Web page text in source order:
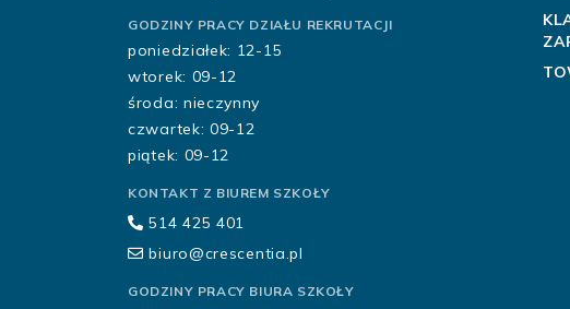
GODZINY PRACY DZIAŁU REKRUTACJI
poniedziałek: 12-15
wtorek: 09-12
środa: nieczynny
czwartek: 09-12
piątek: 09-12
KONTAKT Z BIUREM SZKOŁY
514 425 401
biuro@crescentia.pl
GODZINY PRACY BIURA SZKOŁY